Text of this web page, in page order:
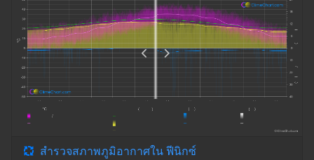
สำรวจสภาพภูมิอากาศใน ฟีนิกซ์